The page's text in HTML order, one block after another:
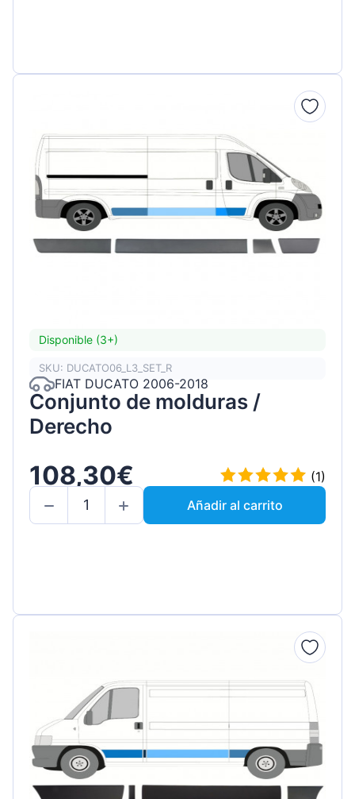
Disponible (3+)
SKU: DUCATO06_L3_SET_R
FIAT DUCATO 2006-2018
Conjunto de molduras /
Derecho
108,30€
(1)
Añadir al carrito